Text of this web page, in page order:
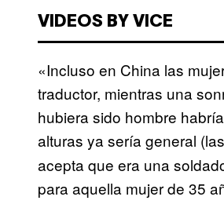
VIDEOS BY VICE
«Incluso en China las
traductor, mientras una
hubiera sido hombre
alturas ya sería general
acepta que era una
para aquella mujer de 35